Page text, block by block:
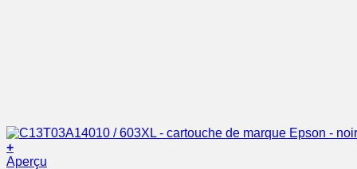
+
Aperçu